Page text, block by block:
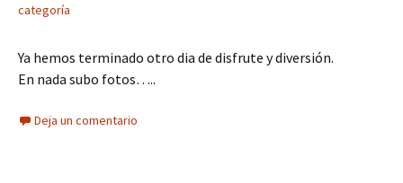
categoría
Ya hemos terminado otro dia de disfrute y diversión.
En nada subo fotos…..
Deja un comentario